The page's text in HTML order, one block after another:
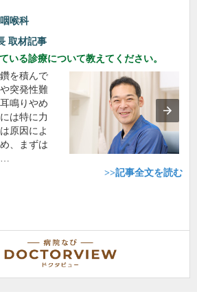
喉科
取材記事
いる診療について教えてください。
を積んで
突発性難
鳴りやめ
は特に力
原因によ
、まずは
>>記事全文を読む